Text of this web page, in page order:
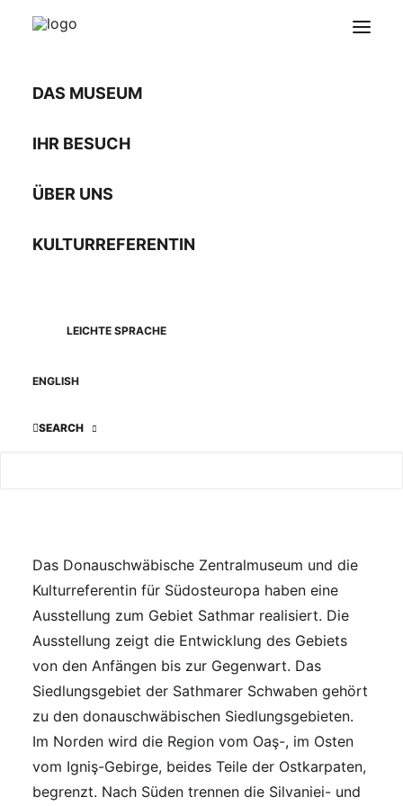
DAS MUSEUM
IHR BESUCH
ÜBER UNS
KULTURREFERENTIN
LEICHTE SPRACHE
ENGLISH
SEARCH
Sathmar und die
Sathmarer Schwaben
Leihausstellung mit 18 Displays
Das Donauschwäbische Zentralmuseum und die
Kulturreferentin für Südosteuropa haben eine
Ausstellung zum Gebiet Sathmar realisiert. Die
Ausstellung zeigt die Entwicklung des Gebiets
von den Anfängen bis zur Gegenwart. Das
Siedlungsgebiet der Sathmarer Schwaben gehört
zu den donauschwäbischen Siedlungsgebieten.
Im Norden wird die Region vom Oaş-, im Osten
vom Igniş-Gebirge, beides Teile der Ostkarpaten,
begrenzt. Nach Süden trennen die Silvaniei- und